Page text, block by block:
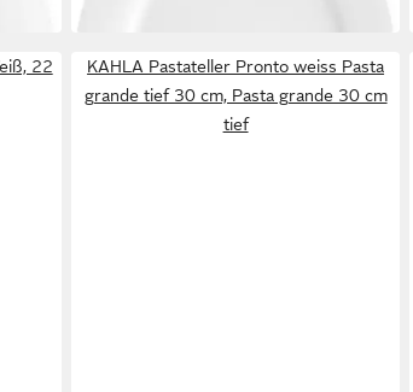
22
KAHLA Pastateller Pronto weiss Pasta
grande tief 30 cm, Pasta grande 30 cm
tief